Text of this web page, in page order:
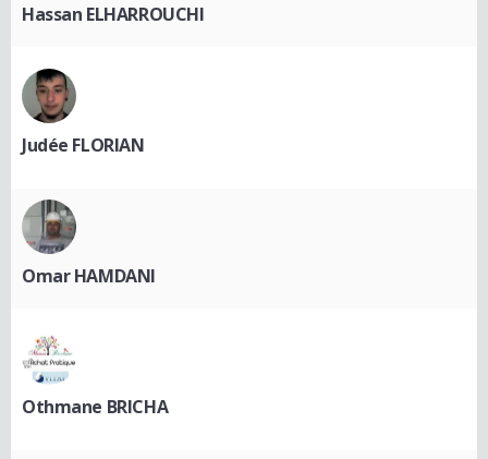
Hassan ELHARROUCHI
Judée FLORIAN
Omar HAMDANI
Othmane BRICHA